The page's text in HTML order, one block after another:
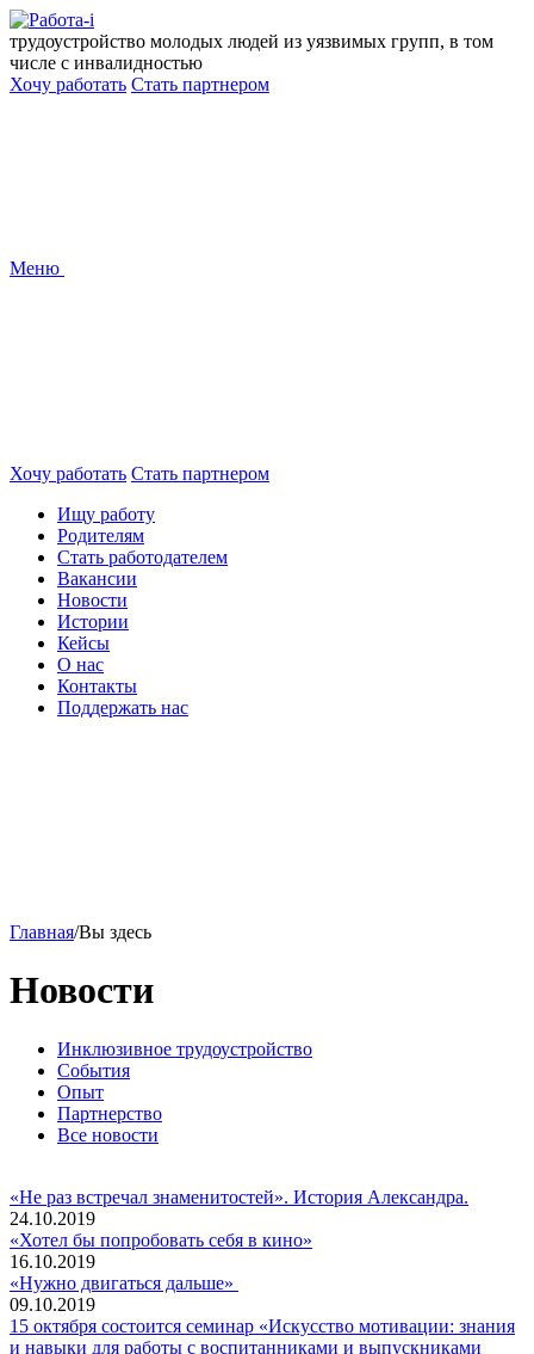
Перейти
к
содержанию
трудоустройство молодых людей из уязвимых групп, в том
числе с инвалидностью
Хочу работать Стать партнером
Меню
Хочу работать Стать партнером
Ищу работу
Родителям
Стать работодателем
Вакансии
Новости
Истории
Кейсы
О нас
Контакты
Поддержать нас
Главная/Вы здесь
Новости
Инклюзивное трудоустройство
События
Опыт
Партнерство
Все новости
«Не раз встречал знаменитостей». История Александра.
24.10.2019
«Хотел бы попробовать себя в кино»
16.10.2019
«Нужно двигаться дальше»
09.10.2019
15 октября состоится семинар «Искусство мотивации: знания
и навыки для работы с воспитанниками и выпускниками